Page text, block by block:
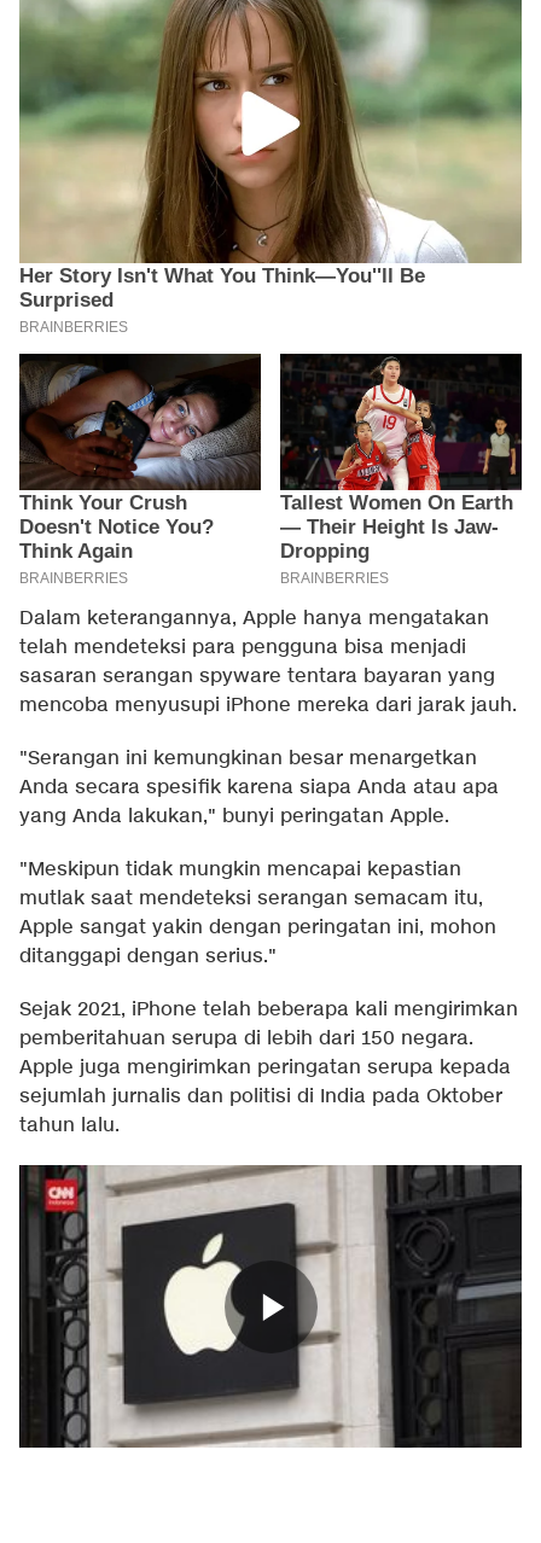
Dalam keterangannya, Apple hanya mengatakan
telah mendeteksi para pengguna bisa menjadi
sasaran serangan spyware tentara bayaran yang
mencoba menyusupi iPhone mereka dari jarak jauh.
"Serangan ini kemungkinan besar menargetkan
Anda secara spesifik karena siapa Anda atau apa
yang Anda lakukan," bunyi peringatan Apple.
"Meskipun tidak mungkin mencapai kepastian
mutlak saat mendeteksi serangan semacam itu,
Apple sangat yakin dengan peringatan ini, mohon
ditanggapi dengan serius."
Sejak 2021, iPhone telah beberapa kali mengirimkan
pemberitahuan serupa di lebih dari 150 negara.
Apple juga mengirimkan peringatan serupa kepada
sejumlah jurnalis dan politisi di India pada Oktober
tahun lalu.